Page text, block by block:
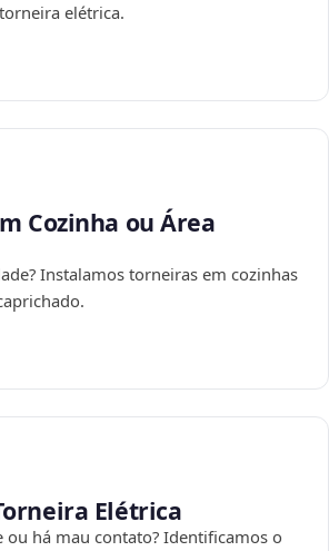
elétrica.
Cozinha ou Área
Instalamos torneiras em cozinhas
Elétrica
ou há mau contato? Identificamos o